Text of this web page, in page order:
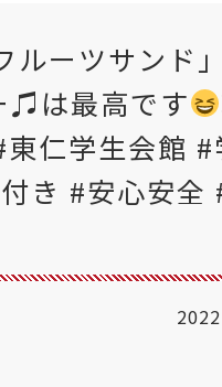
ーツサンド
♫は最高です
東仁学生会館 #
き #安心安全